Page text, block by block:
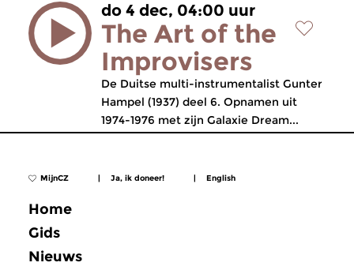
do 4 dec, 04:00 uur
The Art of the
Improvisers
De Duitse multi-instrumentalist Gunter
Hampel (1937) deel 6. Opnamen uit
1974-1976 met zijn Galaxie Dream...
MijnCZ | Ja, ik doneer! | English
Home
Gids
Nieuws